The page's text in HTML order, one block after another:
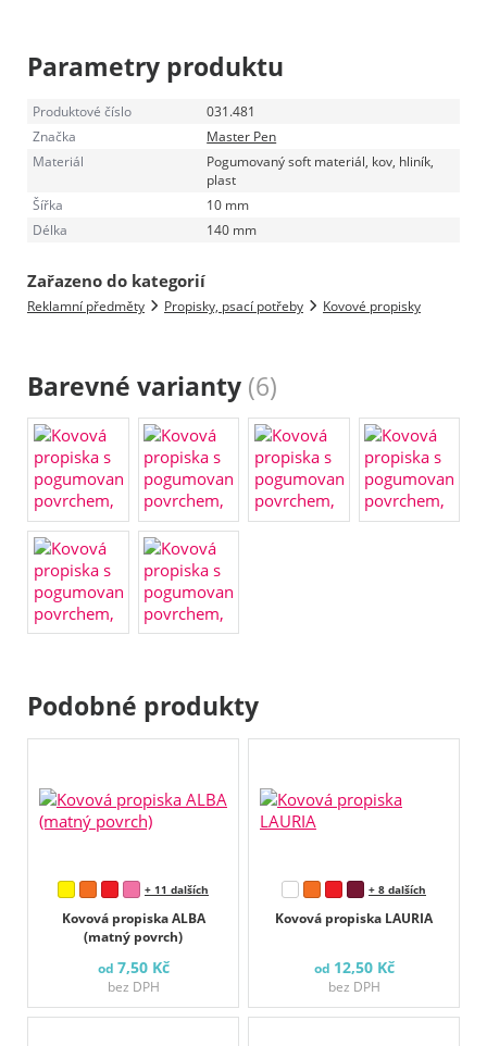
Parametry produktu
Produktové číslo
031.481
Značka
Master Pen
Materiál
Pogumovaný soft materiál, kov, hliník,
plast
Šířka
10 mm
Délka
140 mm
Zařazeno do kategorií
Reklamní předměty Propisky, psací potřeby Kovové propisky
Barevné varianty (6)
Podobné produkty
Kovová propiska ALBA
(matný povrch)
+ 11 dalších
od 7,50 Kč
bez DPH
Kovová propiska LAURIA
+ 8 dalších
od 12,50 Kč
bez DPH